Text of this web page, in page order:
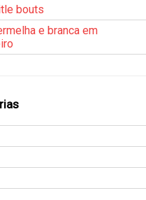
bouts
e branca em